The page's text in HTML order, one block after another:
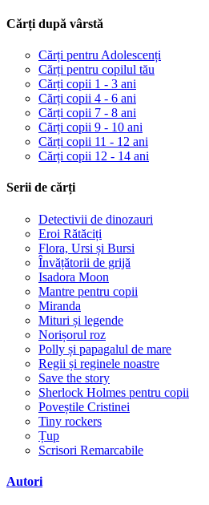
Cărți după vârstă
Cărți pentru Adolescenți
Cărți pentru copilul tău
Cărți copii 1 - 3 ani
Cărți copii 4 - 6 ani
Cărți copii 7 - 8 ani
Cărți copii 9 - 10 ani
Cărți copii 11 - 12 ani
Cărți copii 12 - 14 ani
Serii de cărți
Detectivii de dinozauri
Eroi Rătăciți
Flora, Ursi și Bursi
Învățătorii de grijă
Isadora Moon
Mantre pentru copii
Miranda
Mituri și legende
Norișorul roz
Polly și papagalul de mare
Regii și reginele noastre
Save the story
Sherlock Holmes pentru copii
Poveștile Cristinei
Tiny rockers
Țup
Scrisori Remarcabile
Autori